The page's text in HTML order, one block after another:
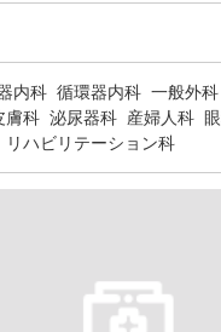
内科 循環器内科 一般外
科 泌尿器科 産婦人科
ハビリテーション科